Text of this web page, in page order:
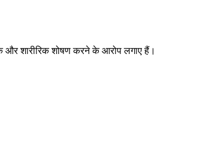
शारीरिक शोषण करने के आरोप लगाए हैं।